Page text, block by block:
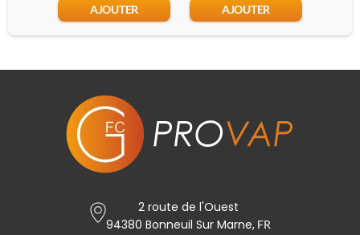
Présentoir [FR]
AJOUTER AJOUTER
2 route de l'Ouest
94380 Bonneuil Sur Marne,FR